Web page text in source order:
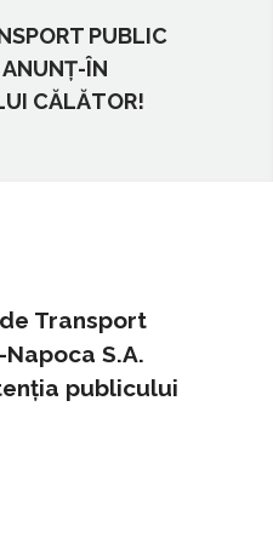
PUBLIC
ÎN
CĂLĂTOR!
Transport
S.A.
publicului